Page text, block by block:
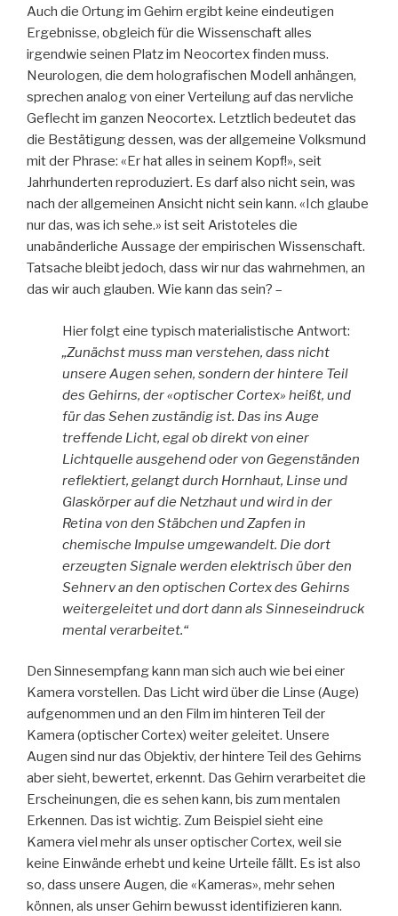
Auch die Ortung im Gehirn ergibt keine eindeutigen
Ergebnisse, obgleich für die Wissenschaft alles
irgendwie seinen Platz im Neocortex finden muss.
Neurologen, die dem holografischen Modell anhängen,
sprechen analog von einer Verteilung auf das nervliche
Geflecht im ganzen Neocortex. Letztlich bedeutet das
die Bestätigung dessen, was der allgemeine Volksmund
mit der Phrase: «Er hat alles in seinem Kopf!», seit
Jahrhunderten reproduziert. Es darf also nicht sein, was
nach der allgemeinen Ansicht nicht sein kann. «Ich glaube
nur das, was ich sehe.» ist seit Aristoteles die
unabänderliche Aussage der empirischen Wissenschaft.
Tatsache bleibt jedoch, dass wir nur das wahrnehmen, an
das wir auch glauben. Wie kann das sein? –
Hier folgt eine typisch materialistische Antwort:
„Zunächst muss man verstehen, dass nicht
unsere Augen sehen, sondern der hintere Teil
des Gehirns, der «optischer Cortex» heißt, und
für das Sehen zuständig ist. Das ins Auge
treffende Licht, egal ob direkt von einer
Lichtquelle ausgehend oder von Gegenständen
reflektiert, gelangt durch Hornhaut, Linse und
Glaskörper auf die Netzhaut und wird in der
Retina von den Stäbchen und Zapfen in
chemische Impulse umgewandelt. Die dort
erzeugten Signale werden elektrisch über den
Sehnerv an den optischen Cortex des Gehirns
weitergeleitet und dort dann als Sinneseindruck
mental verarbeitet.“
Den Sinnesempfang kann man sich auch wie bei einer
Kamera vorstellen. Das Licht wird über die Linse (Auge)
aufgenommen und an den Film im hinteren Teil der
Kamera (optischer Cortex) weiter geleitet. Unsere
Augen sind nur das Objektiv, der hintere Teil des Gehirns
aber sieht, bewertet, erkennt. Das Gehirn verarbeitet die
Erscheinungen, die es sehen kann, bis zum mentalen
Erkennen. Das ist wichtig. Zum Beispiel sieht eine
Kamera viel mehr als unser optischer Cortex, weil sie
keine Einwände erhebt und keine Urteile fällt. Es ist also
so, dass unsere Augen, die «Kameras», mehr sehen
können, als unser Gehirn bewusst identifizieren kann.